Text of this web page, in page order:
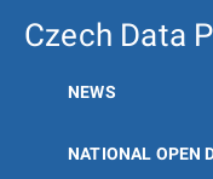
Czech Data
NEWS
NATIONAL OPEN